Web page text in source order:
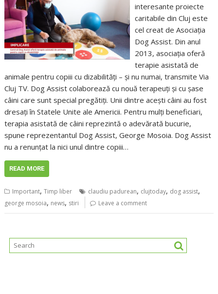
interesante proiecte
caritabile din Cluj este
cel creat de Asociația
Dog Assist. Din anul
2013, asociația oferă
terapie asistată de
animale pentru copiii cu dizabilități – și nu numai, transmite Via
Cluj TV. Dog Assist colaborează cu nouă terapeuți și cu șase
câini care sunt special pregătiți. Unii dintre acești câini au fost
dresați în Statele Unite ale Americii. Pentru mulți beneficiari,
terapia asistată de câini reprezintă o adevărată bucurie,
spune reprezentantul Dog Assist, George Mosoia. Dog Assist
nu a renunțat la nici unul dintre copiii…
READ MORE
Important,Timp liber claudiu padurean, clujtoday, dog assist,
george mosoia, news, stiri Leave a comment